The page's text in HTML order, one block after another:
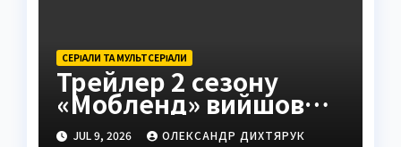
СЕРІАЛИ ТА МУЛЬТСЕРІАЛИ
Трейлер 2 сезону
«Мобленд» вийшов
попри чутки про Гарді
JUL 9, 2026 ОЛЕКСАНДР ДИХТЯРУК